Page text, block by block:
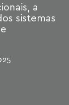
a
sistemas